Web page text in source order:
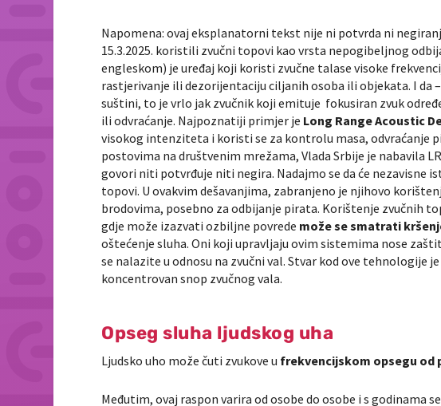
Napomena: ovaj eksplanatorni tekst nije ni potvrda ni
15.3.2025. koristili zvučni topovi kao vrsta nepogibeljnog
engleskom) je uređaj koji koristi zvučne talase visoke
rastjerivanje ili dezorijentaciju ciljanih osoba ili objekata. I da
suštini, to je vrlo jak zvučnik koji emituje fokusiran zvuk
ili odvraćanje. Najpoznatiji primjer je Long Range Acoustic
visokog intenziteta i koristi se za kontrolu masa, odvraćanje
postovima na društvenim mrežama, Vlada Srbije je nabavila
govori niti potvrđuje niti negira. Nadajmo se da će nezavisne
topovi. U ovakvim dešavanjima, zabranjeno je njihovo
brodovima, posebno za odbijanje pirata. Korištenje zvučnih
gdje može izazvati ozbiljne povrede može se smatrati
oštećenje sluha. Oni koji upravljaju ovim sistemima nose
se nalazite u odnosu na zvučni val. Stvar kod ove tehnologije
koncentrovan snop zvučnog vala.
Opseg sluha ljudskog uha
Ljudsko uho može čuti zvukove u frekvencijskom opsegu od
Međutim, ovaj raspon varira od osobe do osobe i s godinama